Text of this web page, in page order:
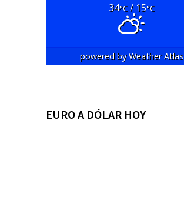
34°C/ 15°C
powered byWeather Atlas
EURO A DÓLAR HOY